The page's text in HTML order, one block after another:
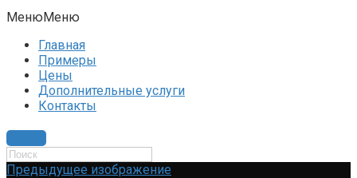
МенюМеню
Главная
Примеры
Цены
Дополнительные услуги
Контакты
Предыдущее изображение